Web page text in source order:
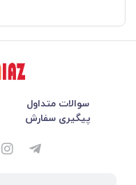
سوالات متداول
پیگیری سفارش